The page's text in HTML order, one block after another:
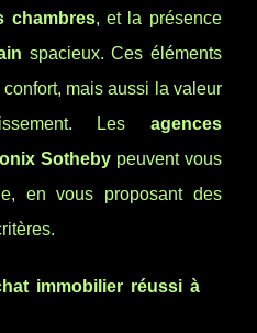
chambres, et la présence
spacieux. Ces éléments
mais aussi la valeur
Les agences
Sotheby peuvent vous
en vous proposant des
immobilier réussi à